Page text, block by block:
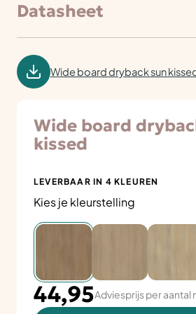
Datasheet
Wide board dryback sun
Wide board
kissed
LEVERBAAR IN 4 KLEUREN
Kies je kleurstelling
44,95Adviesprijs per aantal